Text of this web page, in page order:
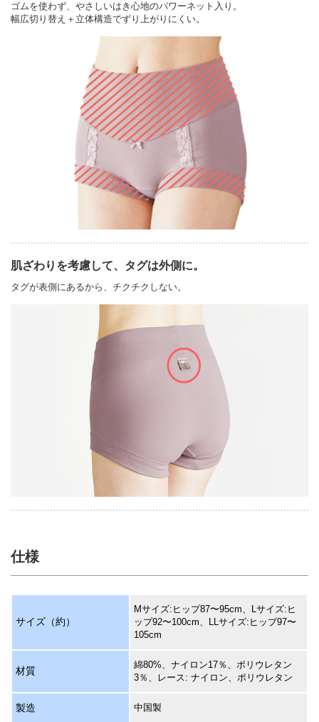
ゴムを使わず、やさしいはき心地のパワーネット入り。
幅広切り替え＋立体構造でずり上がりにくい。
肌ざわりを考慮して、タグは外側に。
タグが表側にあるから、チクチクしない。
仕様
サイズ（約）
Mサイズ:ヒップ87〜95cm、Lサイズ:ヒ
ップ92〜100cm、LLサイズ:ヒップ97〜
105cm
材質
綿80%、ナイロン17％、ポリウレタン
3％、レース: ナイロン、ポリウレタン
製造 中国製